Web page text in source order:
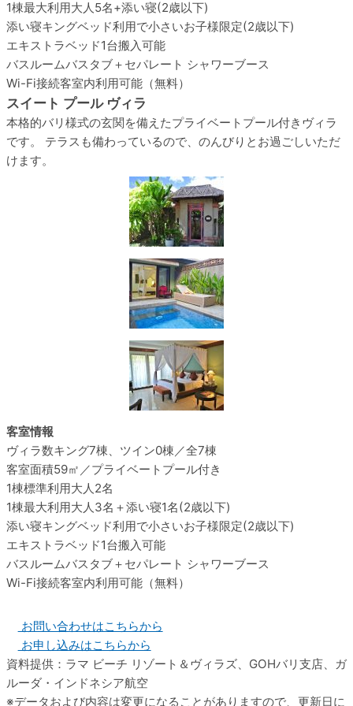
1棟最大利用大人5名+添い寝(2歳以下)
添い寝キングベッド利用で小さいお子様限定(2歳以下)
エキストラベッド1台搬入可能
バスルームバスタブ＋セパレート シャワーブース
Wi-Fi接続客室内利用可能（無料）
スイート プール ヴィラ
本格的バリ様式の玄関を備えたプライベートプール付きヴィラ
です。 テラスも備わっているので、のんびりとお過ごしいただ
けます。
客室情報
ヴィラ数キング7棟、ツイン0棟／全7棟
客室面積59㎡／プライベートプール付き
1棟標準利用大人2名
1棟最大利用大人3名＋添い寝1名(2歳以下)
添い寝キングベッド利用で小さいお子様限定(2歳以下)
エキストラベッド1台搬入可能
バスルームバスタブ＋セパレート シャワーブース
Wi-Fi接続客室内利用可能（無料）
お問い合わせはこちらから
お申し込みはこちらから
資料提供：ラマ ビーチ リゾート＆ヴィラズ、GOHバリ支店、ガ
ルーダ・インドネシア航空
データおよび内容は変更になることがありますので、更新日に